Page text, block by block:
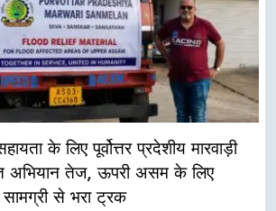
के लिए पूर्वोत्तर प्रदेशीय मारवाड़ी
अभियान तेज, ऊपरी असम के लिए
से भरा ट्रक